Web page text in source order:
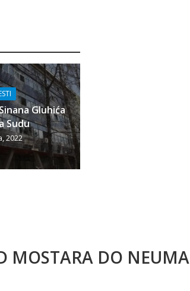
Gluhića
Sudu
2022
MOSTARA DO NEUMA